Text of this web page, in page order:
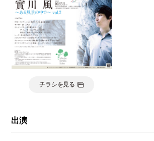
チラシを見る
出演